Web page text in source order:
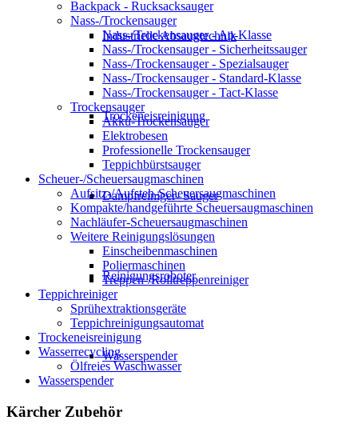
Industrielle Absaugtechnik
Trockeneisreinigung
Dampfreiniger- Sauger
Reinigungsroboter
Wasserspender
Backpack - Rucksacksauger
Nass-/Trockensauger
Nass-/Trockensauger - Ap-Klasse
Nass-/Trockensauger - Sicherheitssauger
Nass-/Trockensauger - Spezialsauger
Nass-/Trockensauger - Standard-Klasse
Nass-/Trockensauger - Tact-Klasse
Trockensauger
Akku-Trockensauger
Elektrobesen
Professionelle Trockensauger
Teppichbürstsauger
Scheuer-/Scheuersaugmaschinen
Aufsitz-/Aufsteh-Scheuersaugmaschinen
Kompakte/handgeführte Scheuersaugmaschinen
Nachläufer-Scheuersaugmaschinen
Weitere Reinigungslösungen
Einscheibenmaschinen
Poliermaschinen
Treppen-/Rolltreppenreiniger
Teppichreiniger
Sprühextraktionsgeräte
Teppichreinigungsautomat
Trockeneisreinigung
Wasserrecycling
Ölfreies Waschwasser
Wasserspender
Kärcher Zubehör